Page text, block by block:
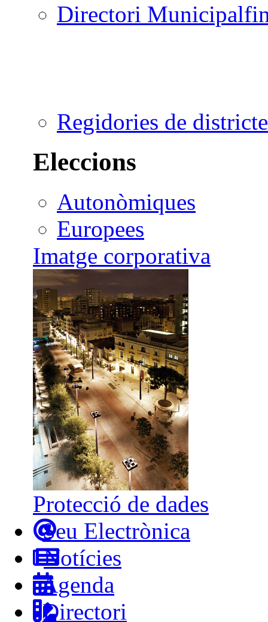
Directori Municipal
Regidories de districte
Eleccions
Autonòmiques
Europees
Imatge corporativa
Protecció de dades
Seu Electrònica
Notícies
Agenda
Directori